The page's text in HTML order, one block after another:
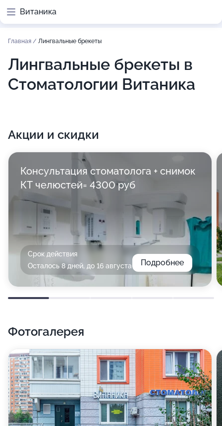
Витаника
Главная / Лингвальные брекеты
Лингвальные брекеты в
Стоматологии Витаника
Акции и скидки
Консультация стоматолога + снимок
КТ челюстей= 4300 руб
Срок действия
Осталось 8 дней, до 16 августа
Подробнее
Фотогалерея